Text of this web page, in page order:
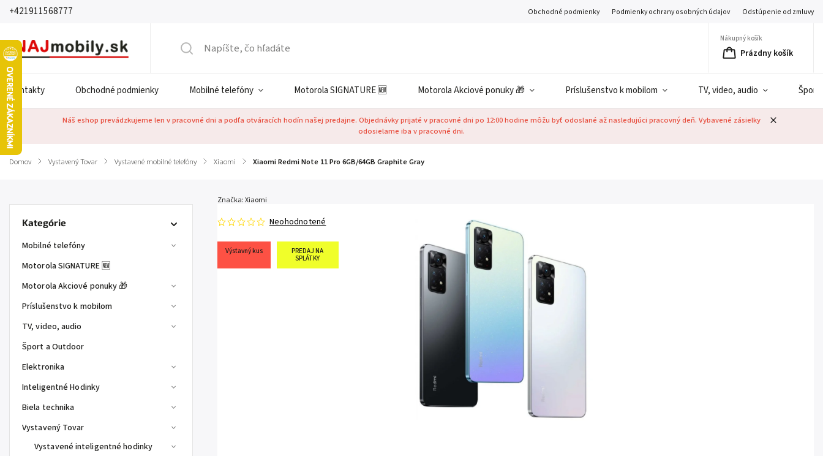
+421911568777 Obchodné podmienky Podmienky ochrany osobných údajov Odstúpenie od zmluvy
Nákupný košík
Prázdny košík
Kontakty Obchodné podmienky Mobilné telefóny Motorola SIGNATURE 🆕 Motorola Akciové ponuky 🎁 Príslušenstvo k mobilom TV, video, audio Šport
Náš eshop prevádzkujeme len v pracovné dni a podľa otváracích hodín našej predajne. Objednávky prijaté v pracovné dni po 12:00 hodine môžu byť odoslané až nasledujúci pracovný deň. Vybavené zásielky
odosielame iba v pracovné dni.
Domov / Vystavený Tovar / Vystavené mobilné telefóny / Xiaomi / Xiaomi Redmi Note 11 Pro 6GB/64GB Graphite Gray
Kategórie
Mobilné telefóny
Motorola SIGNATURE 🆕
Motorola Akciové ponuky 🎁
Príslušenstvo k mobilom
TV, video, audio
Šport a Outdoor
Elektronika
Inteligentné Hodinky
Biela technika
Vystavený Tovar
Vystavené inteligentné hodinky
Výstavný kus
PREDAJ NA
SPLÁTKY
Neohodnotené
Značka:Xiaomi